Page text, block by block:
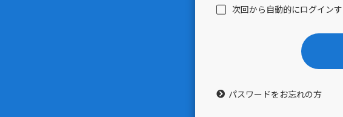
次回から自動的にログイン
パスワードをお忘れの方